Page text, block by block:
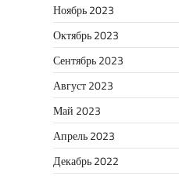
Ноябрь 2023
Октябрь 2023
Сентябрь 2023
Август 2023
Май 2023
Апрель 2023
Декабрь 2022